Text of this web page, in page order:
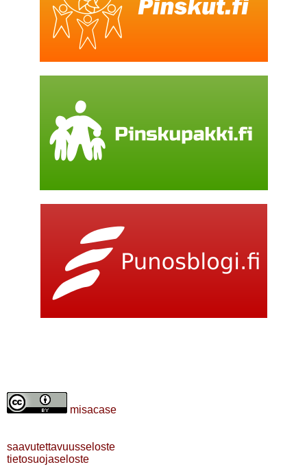
misacase
saavutettavuusseloste
tietosuojaseloste